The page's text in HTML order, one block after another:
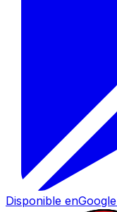
Disponible en